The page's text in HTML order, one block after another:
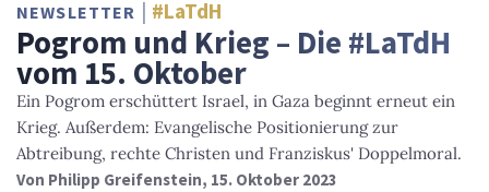
NEWSLETTER #LaTdH
Pogrom und Krieg – Die #LaTdH
vom 15. Oktober
Ein Pogrom erschüttert Israel, in Gaza beginnt erneut ein
Krieg. Außerdem: Evangelische Positionierung zur
Abtreibung, rechte Christen und Franziskus' Doppelmoral.
Von Philipp Greifenstein, 15. Oktober 2023